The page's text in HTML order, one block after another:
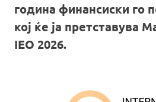
година финансиски го
кој ќе ја претставува
IEO 2026.